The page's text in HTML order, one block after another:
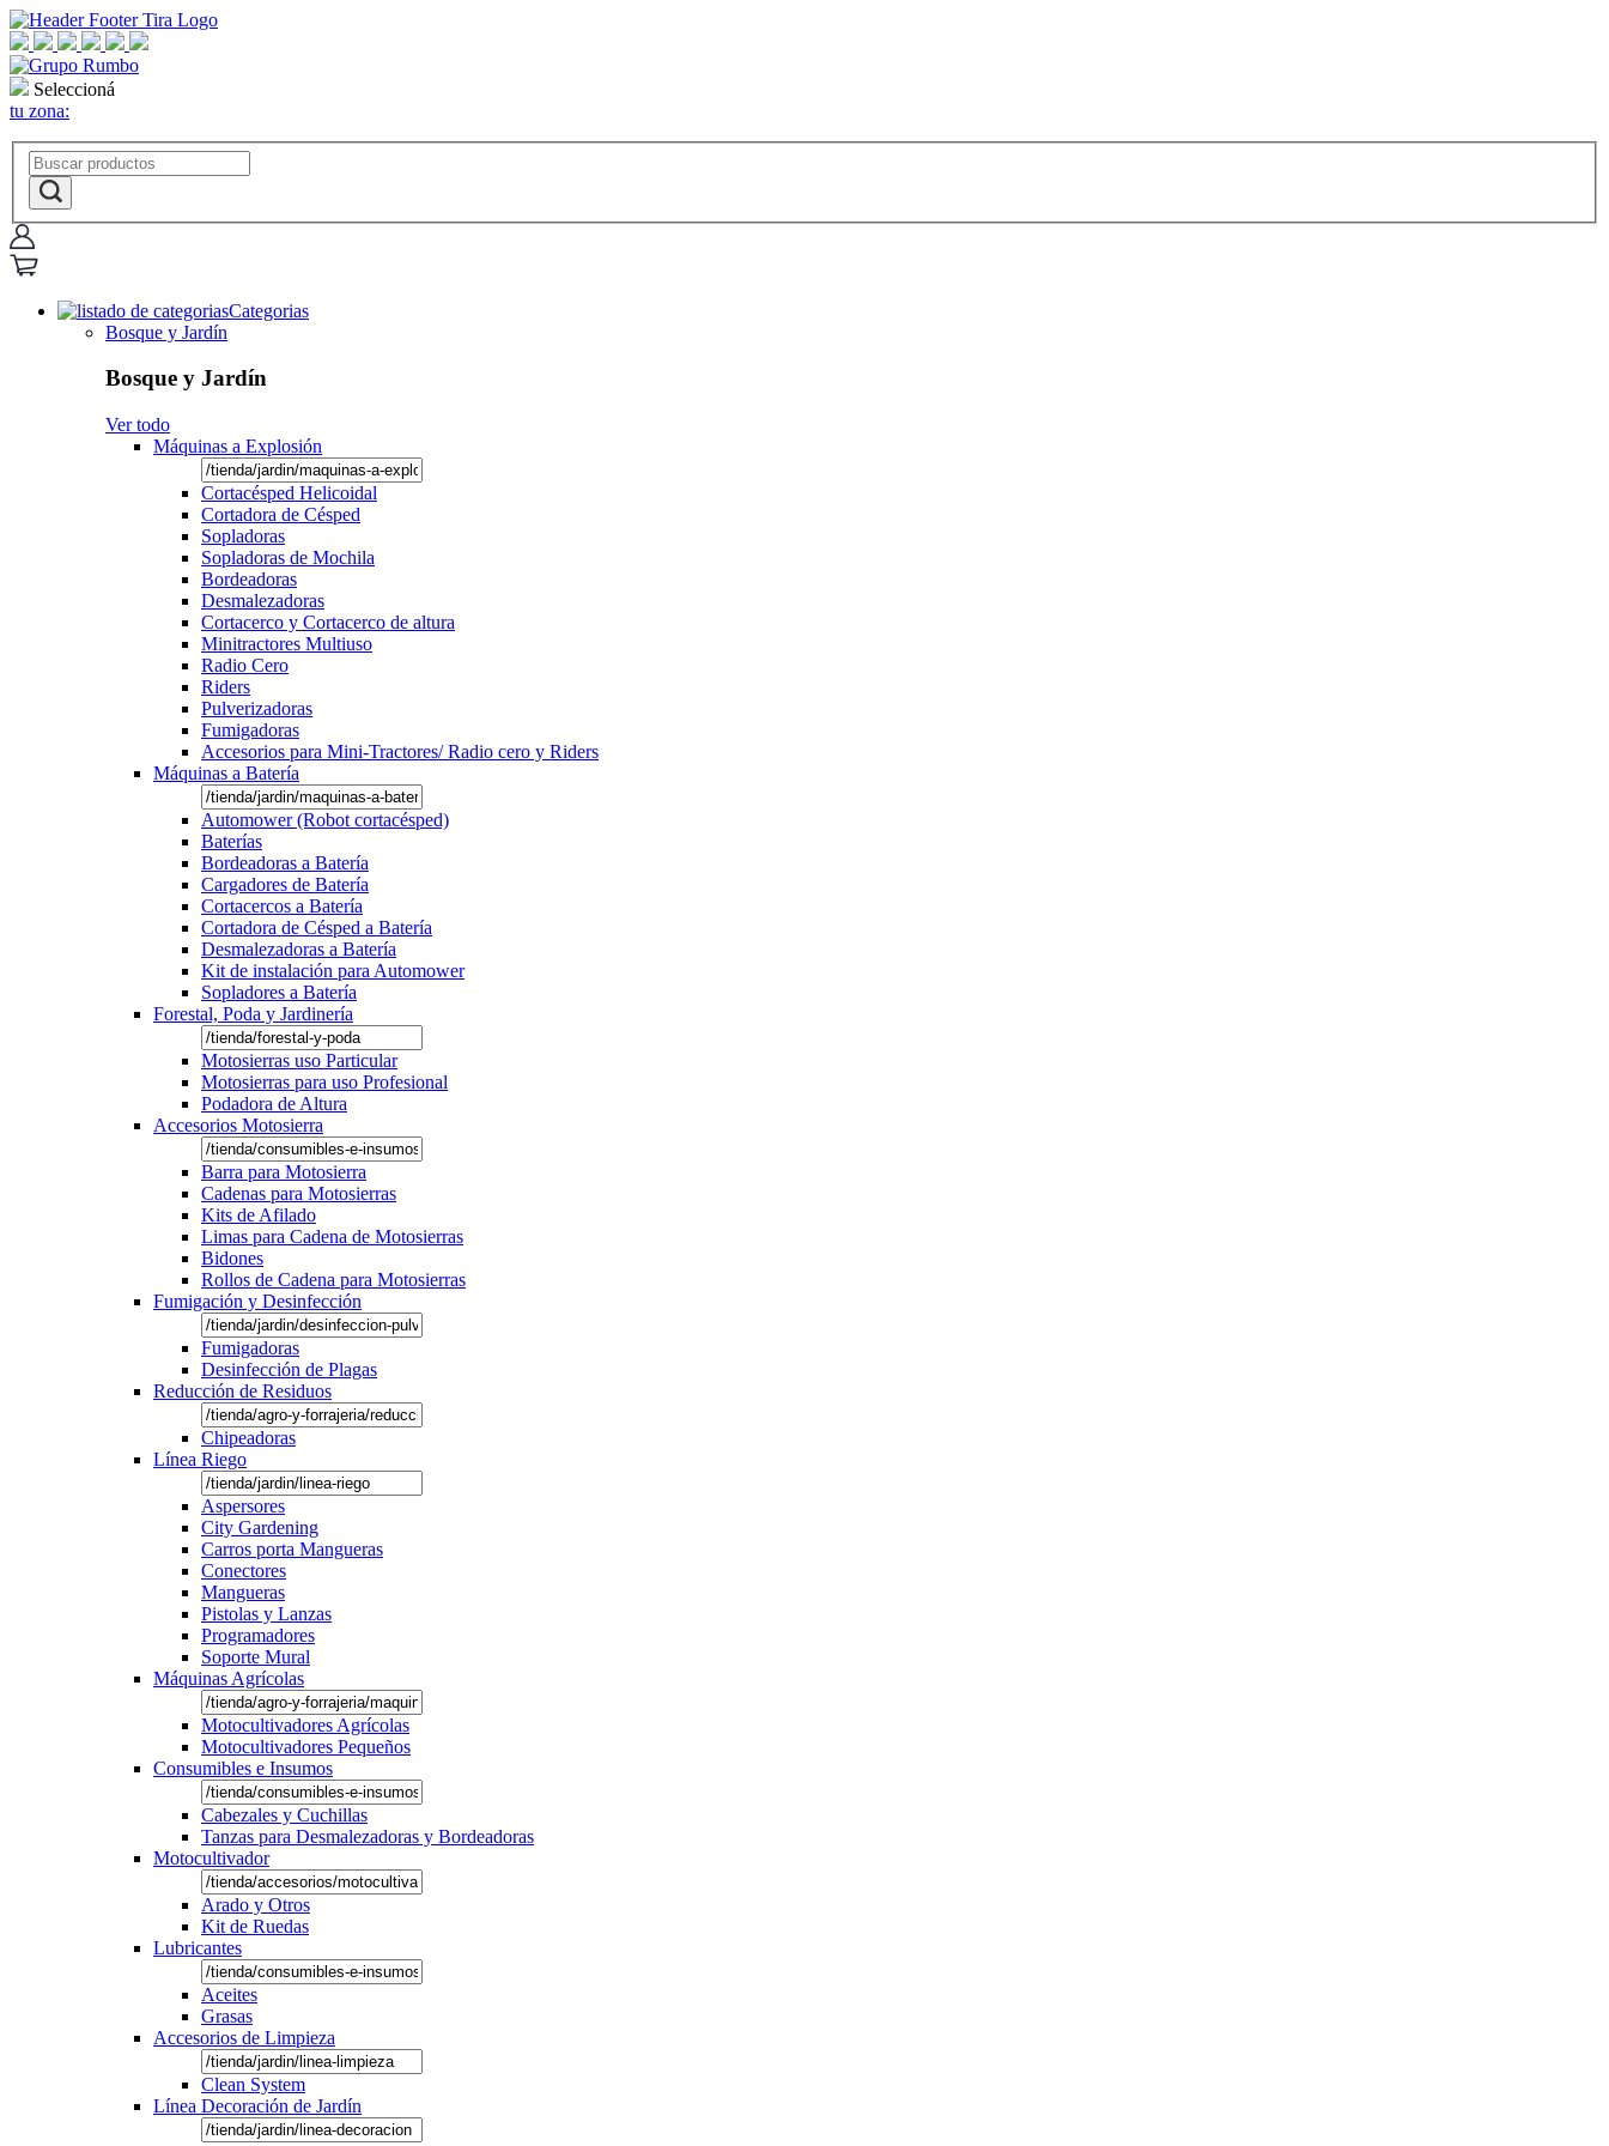
Seleccioná
tu zona:
Categorias
Bosque y Jardín
Bosque y Jardín
Ver todo
Máquinas a Explosión
Cortacésped Helicoidal
Cortadora de Césped
Sopladoras
Sopladoras de Mochila
Bordeadoras
Desmalezadoras
Cortacerco y Cortacerco de altura
Minitractores Multiuso
Radio Cero
Riders
Pulverizadoras
Fumigadoras
Accesorios para Mini-Tractores/ Radio cero y Riders
Máquinas a Batería
Automower (Robot cortacésped)
Baterías
Bordeadoras a Batería
Cargadores de Batería
Cortacercos a Batería
Cortadora de Césped a Batería
Desmalezadoras a Batería
Kit de instalación para Automower
Sopladores a Batería
Forestal, Poda y Jardinería
Motosierras uso Particular
Motosierras para uso Profesional
Podadora de Altura
Accesorios Motosierra
Barra para Motosierra
Cadenas para Motosierras
Kits de Afilado
Limas para Cadena de Motosierras
Bidones
Rollos de Cadena para Motosierras
Fumigación y Desinfección
Fumigadoras
Desinfección de Plagas
Reducción de Residuos
Chipeadoras
Línea Riego
Aspersores
City Gardening
Carros porta Mangueras
Conectores
Mangueras
Pistolas y Lanzas
Programadores
Soporte Mural
Máquinas Agrícolas
Motocultivadores Agrícolas
Motocultivadores Pequeños
Consumibles e Insumos
Cabezales y Cuchillas
Tanzas para Desmalezadoras y Bordeadoras
Motocultivador
Arado y Otros
Kit de Ruedas
Lubricantes
Aceites
Grasas
Accesorios de Limpieza
Clean System
Línea Decoración de Jardín